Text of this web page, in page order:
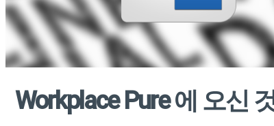
Workplace Pure 에 오신